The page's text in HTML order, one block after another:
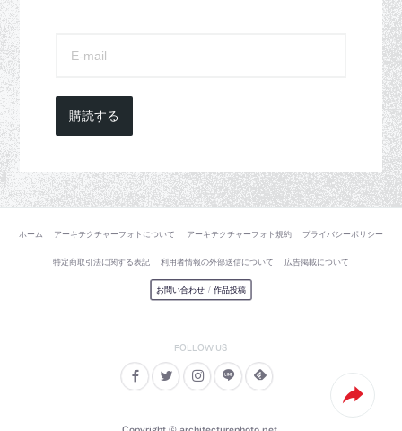
購読する
ホーム アーキテクチャーフォトについて アーキテクチャーフォト規約 プライバシーポリシー
特定商取引法に関する表記 利用者情報の外部送信について 広告掲載について
お問い合わせ / 作品投稿